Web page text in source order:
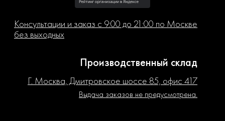
Консультации и заказ с 9:00 до 21:00 по Москве
без выходных
Производственный склад
Г. Москва, Дмитровское шоссе 85, офис 417
Выдача заказов не предусмотрена.